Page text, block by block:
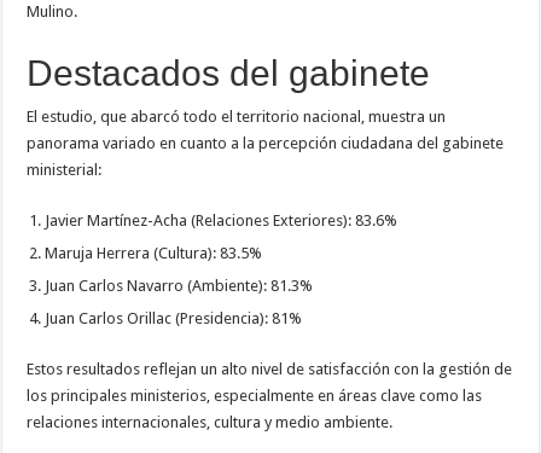
Mulino.
Destacados del gabinete
El estudio, que abarcó todo el territorio nacional, muestra un
panorama variado en cuanto a la percepción ciudadana del gabinete
ministerial:
Javier Martínez-Acha (Relaciones Exteriores): 83.6%
Maruja Herrera (Cultura): 83.5%
Juan Carlos Navarro (Ambiente): 81.3%
Juan Carlos Orillac (Presidencia): 81%
Estos resultados reflejan un alto nivel de satisfacción con la gestión de
los principales ministerios, especialmente en áreas clave como las
relaciones internacionales, cultura y medio ambiente.